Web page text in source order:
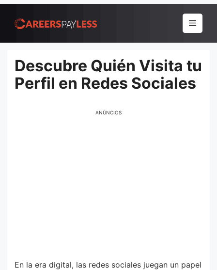
para
conteúdo
Menu
Descubre Quién Visita tu
Perfil en Redes Sociales
ANÚNCIOS
En la era digital, las redes sociales juegan un papel